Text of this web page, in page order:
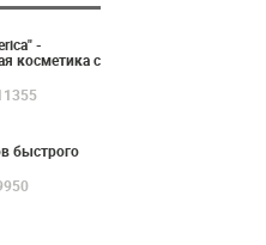
-
косметика с
быстрого